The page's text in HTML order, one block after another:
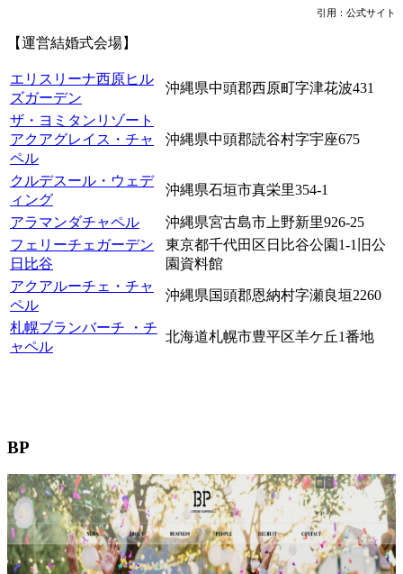
引用：公式サイト
【運営結婚式会場】
エリスリーナ西原ヒル
ズガーデン
沖縄県中頭郡西原町字津花波431
ザ・ヨミタンリゾート
アクアグレイス・チャ
ペル
沖縄県中頭郡読谷村字宇座675
クルデスール・ウェデ
ィング
沖縄県石垣市真栄里354-1
アラマンダチャペル
沖縄県宮古島市上野新里926-25
フェリーチェガーデン
日比谷
東京都千代田区日比谷公園1-1旧公
園資料館
アクアルーチェ・チャ
ペル
沖縄県国頭郡恩納村字瀬良垣2260
札幌ブランバーチ ・チ
ャペル
北海道札幌市豊平区羊ケ丘1番地
BP